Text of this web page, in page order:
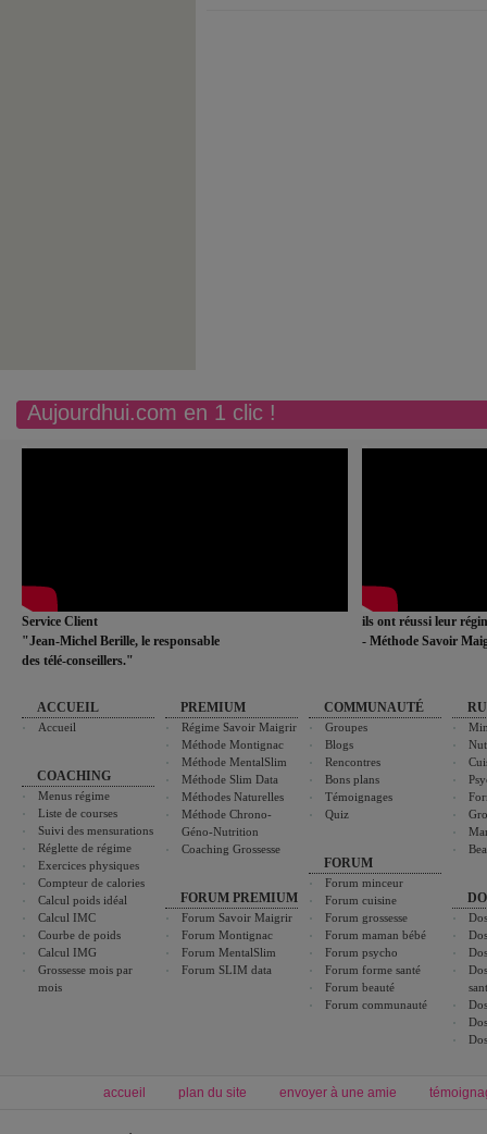
Aujourdhui.com en 1 clic !
Service Client
"Jean-Michel Berille, le responsable
des télé-conseillers."
ils ont réussi leur
- Méthode Savoir
ACCUEIL
Accueil
COACHING
Menus régime
Liste de courses
Suivi des mensurations
Réglette de régime
Exercices physiques
Compteur de calories
Calcul poids idéal
Calcul IMC
Courbe de poids
Calcul IMG
Grossesse mois par
mois
PREMIUM
Régime Savoir Maigrir
Méthode Montignac
Méthode MentalSlim
Méthode Slim Data
Méthodes Naturelles
Méthode Chrono-
Géno-Nutrition
Coaching Grossesse
FORUM PREMIUM
Forum Savoir Maigrir
Forum Montignac
Forum MentalSlim
Forum SLIM data
COMMUNAUTÉ
Groupes
Blogs
Rencontres
Bons plans
Témoignages
Quiz
FORUM
Forum minceur
Forum cuisine
Forum grossesse
Forum maman bébé
Forum psycho
Forum forme santé
Forum beauté
Forum communauté
accueil plan du site envoyer à une amie